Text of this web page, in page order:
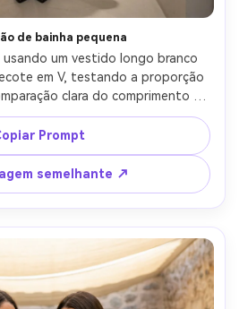
de bainha pequena
usando um vestido longo branco
em V, testando a proporção
clara do comprimento da
dedo pontiagudo; Corredor com
acima da cabeça mais luz sutil
f/1.8, moldura centrada de
estilo prático, sombras realistas
detalhe nítido-AR 4:5
Prompt
semelhante ↗